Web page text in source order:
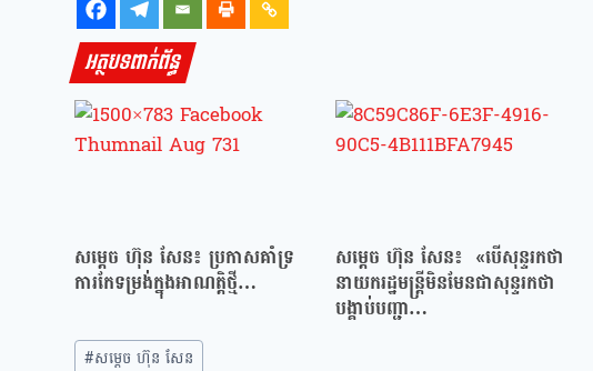
អត្ថបទពាក់ព័ន្ធ
សម្ដេច ហ៊ុន សែន៖ ប្រកាសគាំទ្រ
ការកែទម្រង់ក្នុងអាណត្តិថ្មី…
សម្ដេច ហ៊ុន សែន៖ «បើសុន្ទរកថា
នាយករដ្ឋមន្ត្រីមិនមែនជាសុន្ទរកថា
បង្គាប់បញ្ជា…
#សម្ដេច ហ៊ុន សែន